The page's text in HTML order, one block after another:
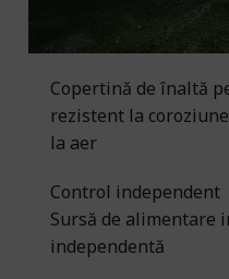
Copertină de înaltă
rezistent la
la aer
Control independent
Sursă de alimentare
independentă